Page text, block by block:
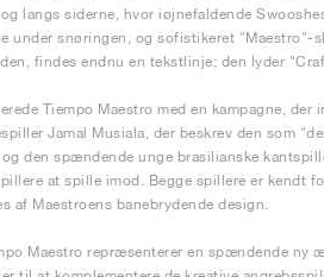
langs siderne, hvor iøjnefaldende
under snøringen, og sofistikeret
findes endnu en tekstlinje; den lyder
Tiempo Maestro med en kampagne,
Jamal Musiala, der beskrev den som
den spændende unge brasilianske
at spille imod. Begge spillere er kendt
af Maestroens banebrydende design.
Maestro repræsenterer en spændende ny